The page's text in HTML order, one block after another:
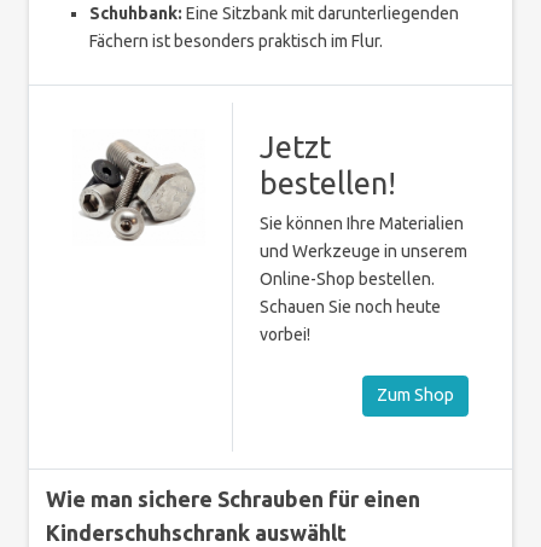
Schuhbank: Eine Sitzbank mit darunterliegenden
Fächern ist besonders praktisch im Flur.
Jetzt
bestellen!
Sie können Ihre Materialien
und Werkzeuge in unserem
Online-Shop bestellen.
Schauen Sie noch heute
vorbei!
Zum Shop
Wie man sichere Schrauben für einen
Kinderschuhschrank auswählt